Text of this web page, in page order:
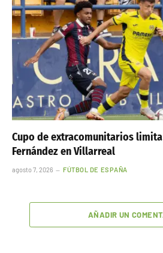
Cupo de extracomunitarios
Fernández en Villarreal
agosto 7, 2026 FÚTBOL DE ESPAÑA
AÑADIR UN